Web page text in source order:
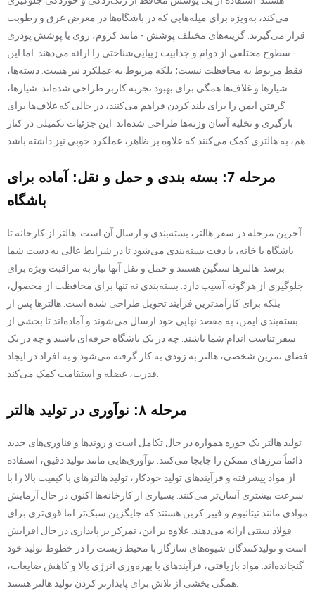
می‌کند، به‌ویژه برای میله‌هایی که در باشگاه‌ها در معرض عرق و رطوبت
قرار می‌گیرند. گزینه‌های مختلف پوشش - مانند کروم، روی یا پوشش پودری
- سطوح مختلفی از دوام و جذابیت زیبایی‌شناختی را ارائه می‌دهند. اما این
فقط مربوط به محافظت نیست؛ بلکه مربوط به عملکرد نیز هست. دسته‌ها،
شیارها و غلاف‌ها همگی برای بهبود تجربه کاربر طراحی شده‌اند. شیارها،
گرفتن ایمن را برای بلند کردن فراهم می‌کنند، در حالی که غلاف‌ها برای
بارگیری و تخلیه آسان وزنه‌ها طراحی شده‌اند. این جزئیات تکمیلی در کنار
هم، به هالتری کمک می‌کنند که علاوه بر ظاهر، عملکرد خوبی نیز داشته باشد.
مرحله 7: بسته بندی و حمل و نقل: آماده برای
باشگاه
آخرین مرحله در سفر هالتر، بسته‌بندی و ارسال آن است. هالتر از کارخانه تا
باشگاه یا خانه، با دقت بسته‌بندی می‌شود تا در شرایط عالی به دست شما
برسد. هالترها سنگین هستند و حمل و نقل آنها نیاز به مراقبت ویژه برای
جلوگیری از هرگونه آسیب دارد. بسته‌بندی نه تنها برای محافظت از محصول،
بلکه برای کارآمدترین فرآیند تحویل طراحی شده است. هالترها پس از
بسته‌بندی ایمن، به مقصد نهایی خود ارسال می‌شوند و آماده‌اند تا بخشی از
سفر تناسب اندام شما باشند. چه در یک باشگاه حرفه‌ای باشید و چه در یک
فضای تمرین شخصی، هالتر به زودی به کار گرفته می‌شود و به افراد در ایجاد
قدرت، عضله و استقامت کمک می‌کند.
مرحله ۸: نوآوری در تولید هالتر
تولید هالتر یک حوزه همواره در حال تکامل است و روندها و فناوری‌های جدید
دائماً مرزهای ممکن را جابجا می‌کنند. نوآوری‌هایی مانند تولید دقیق، استفاده
از مواد پیشرفته و فرآیندهای تولید خودکار، تولید هالترهای با کیفیت بالا را با
سرعت بیشتری آسان‌تر می‌کنند. بسیاری از کارخانه‌ها اکنون در حال آزمایش
موادی مانند تیتانیوم و فیبر کربن هستند که جایگزین سبک‌تر اما قوی‌تری برای
فولاد سنتی ارائه می‌دهند. علاوه بر این، تمرکز بر پایداری در حال افزایش
است و تولیدکنندگان شیوه‌های سازگار با محیط زیست را در خطوط تولید خود
گنجانده‌اند. مواد بازیافتی، فرآیندهای با بهره‌وری انرژی بالا و کاهش ضایعات،
همگی بخشی از تلاش برای پایدارتر کردن تولید هالتر هستند.